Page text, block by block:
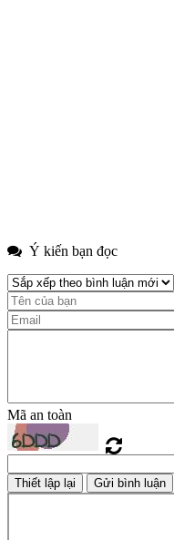
Ý kiến bạn đọc
Mã an toàn